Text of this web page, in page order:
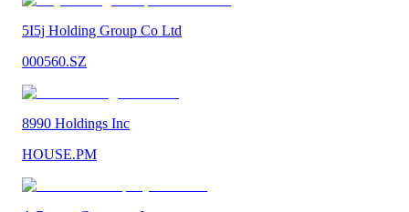
5I5j Holding Group Co Ltd
000560.SZ
8990 Holdings Inc
HOUSE.PM